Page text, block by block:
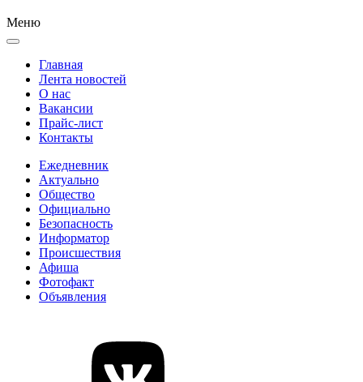
Меню
Главная
Лента новостей
О нас
Вакансии
Прайс-лист
Контакты
Ежедневник
Актуально
Общество
Официально
Безопасность
Информатор
Происшествия
Афиша
Фотофакт
Объявления